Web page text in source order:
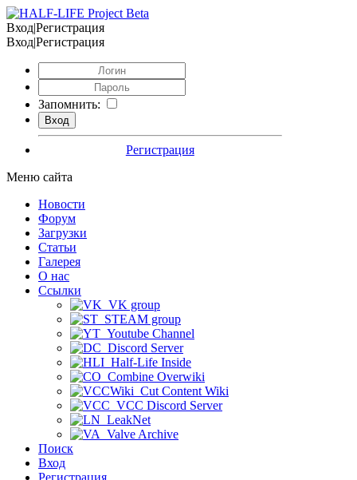
Вход|Регистрация
Вход|Регистрация
Запомнить:
Регистрация
Меню сайта
Новости
Форум
Загрузки
Статьи
Галерея
О нас
Ссылки
VK group
STEAM group
Youtube Channel
Discord Server
Half-Life Inside
Combine Overwiki
Cut Content Wiki
VCC Discord Server
LeakNet
Valve Archive
Поиск
Вход
Регистрация